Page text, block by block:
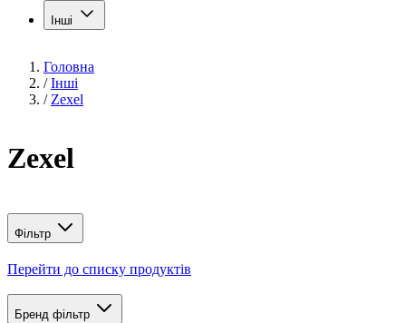
Інші
Головна
/ Інші
/ Zexel
Zexel
Фільтр
Перейти до списку продуктів
Бренд фільтр